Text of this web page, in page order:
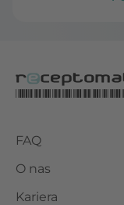
FAQ
O nas
Kariera